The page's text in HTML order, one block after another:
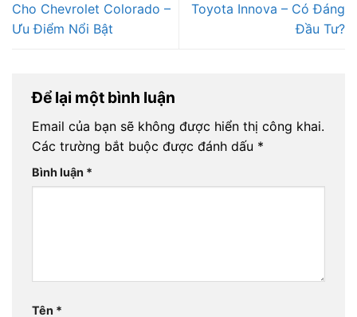
Cho Chevrolet Colorado –
Ưu Điểm Nổi Bật
Toyota Innova – Có Đáng
Đầu Tư?
Để lại một bình luận
Email của bạn sẽ không được hiển thị công khai.
Các trường bắt buộc được đánh dấu *
Bình luận *
Tên *